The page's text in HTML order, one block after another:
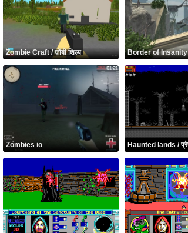
Zombie Craft / ज़ोंबी शिल्प Border of Insanity /
Zombies io Haunted lands /